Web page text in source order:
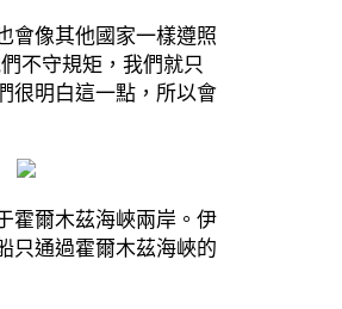
會像其他國家一樣遵照
不守規矩，我們就只
很明白這一點，所以會
霍爾木茲海峽兩岸。伊
只通過霍爾木茲海峽的